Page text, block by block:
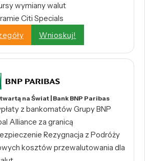
wymiany walut
Citi Specials
Wnioskuj!
na Świat | Bank BNP Paribas
z bankomatów Grupy BNP
Alliance za granicą
Rezygnacja z Podróży
kosztów przewalutowania dla